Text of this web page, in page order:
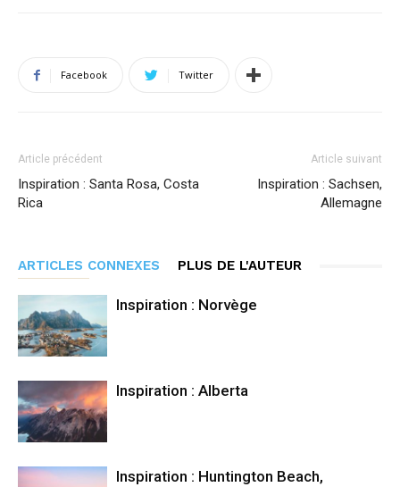
Facebook Twitter
Article précédent
Inspiration : Santa Rosa, Costa
Rica
Article suivant
Inspiration : Sachsen,
Allemagne
ARTICLES CONNEXES PLUS DE L'AUTEUR
Inspiration : Norvège
Inspiration : Alberta
Inspiration : Huntington Beach,